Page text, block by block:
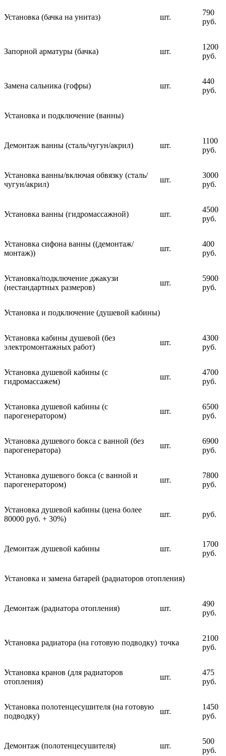
Установка (бачка на унитаз) шт.
790
руб.
Запорной арматуры (бачка) шт.
1200
руб.
Замена сальника (гофры) шт.
440
руб.
Установка и подключение (ванны)
Демонтаж ванны (сталь/чугун/акрил) шт.
1100
руб.
Установка ванны/включая обвязку (сталь/
чугун/акрил)
шт.
3000
руб.
Установка ванны (гидромассажной) шт.
4500
руб.
Установка сифона ванны ((демонтаж/
монтаж))
шт.
400
руб.
Установка/подключение джакузи
(нестандартных размеров)
шт.
5900
руб.
Установка и подключение (душевой кабины)
Установка кабины душевой (без
электромонтажных работ)
шт.
4300
руб.
Установка душевой кабины (с
гидромассажем)
шт.
4700
руб.
Установка душевой кабины (с
парогенератором)
шт.
6500
руб.
Установка душевого бокса с ванной (без
парогенератора)
шт.
6900
руб.
Установка душевого бокса (с ванной и
парогенератором)
шт.
7800
руб.
Установка душевой кабины (цена более
80000 руб. + 30%)
шт. руб.
Демонтаж душевой кабины шт.
1700
руб.
Установка и замена батарей (радиаторов отопления)
Демонтаж (радиатора отопления) шт.
490
руб.
Установка радиатора (на готовую подводку) точка
2100
руб.
Установка кранов (для радиаторов
отопления)
шт.
475
руб.
Установка полотенцесушителя (на готовую
подводку)
шт.
1450
руб.
Демонтаж (полотенцесушителя) шт.
500
руб.